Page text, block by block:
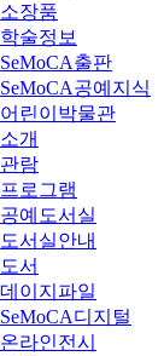
소장품
학술정보
SeMoCA출판
SeMoCA공예지식
어린이박물관
소개
관람
프로그램
공예도서실
도서실안내
도서
데이지파일
SeMoCA디지털
온라인전시